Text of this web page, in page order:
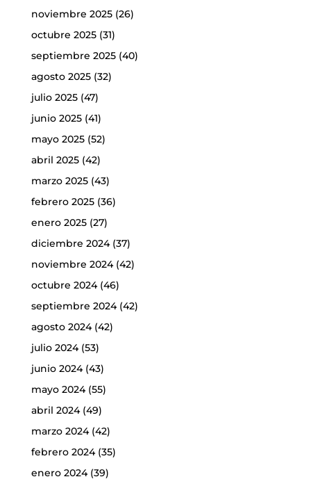
noviembre 2025(26)
octubre 2025(31)
septiembre 2025(40)
agosto 2025(32)
julio 2025(47)
junio 2025(41)
mayo 2025(52)
abril 2025(42)
marzo 2025(43)
febrero 2025(36)
enero 2025(27)
diciembre 2024(37)
noviembre 2024(42)
octubre 2024(46)
septiembre 2024(42)
agosto 2024(42)
julio 2024(53)
junio 2024(43)
mayo 2024(55)
abril 2024(49)
marzo 2024(42)
febrero 2024(35)
enero 2024(39)